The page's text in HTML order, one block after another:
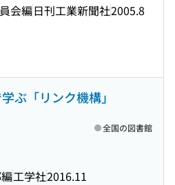
会編日刊工業新聞社2005.8
ぶ「リンク機構」
工学社2016.11
全国の図書館